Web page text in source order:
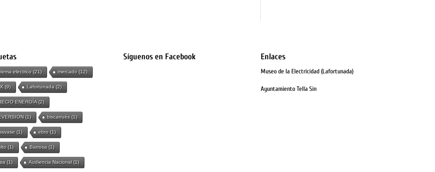
electrico(21) mercado(12)
(9) Lafortunada(2)
ENERGÍA(2)
(1) biscarrués(1)
(1) ebro(1)
(1) Barrosa(1)
(1) Audiencia Nacional(1)
Síguenos en Facebook Enlaces
Museo de la Electricidad (Lafortunada)
Ayuntamiento Tella Sin